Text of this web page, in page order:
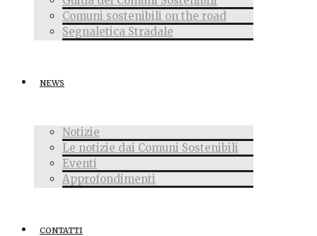
Comuni sostenibili on the road
Segnaletica Stradale
NEWS
Notizie
Le notizie dai Comuni Sostenibili
Eventi
Approfondimenti
CONTATTI